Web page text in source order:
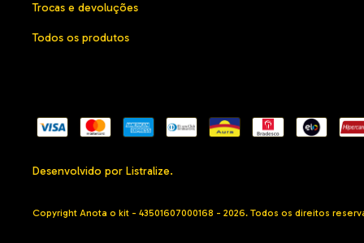
Trocas e devoluções
Todos os produtos
Desenvolvido por Listralize.
Copyright Anota o kit - 43501607000168 - 2026. Todos os direitos